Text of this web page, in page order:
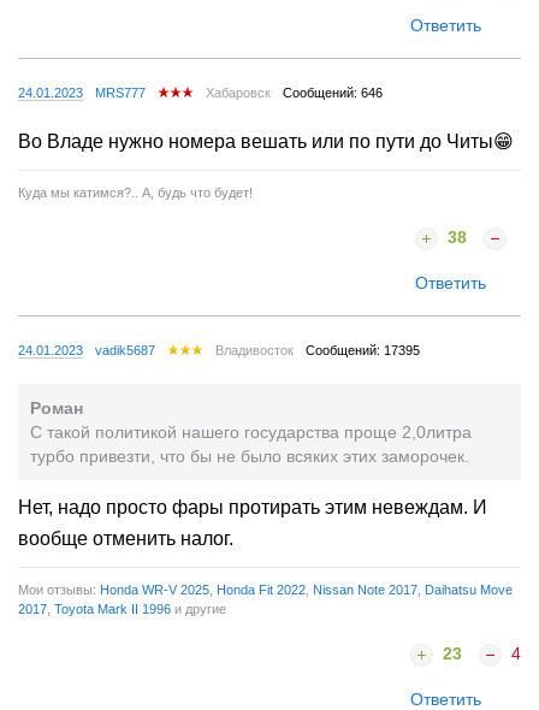
Ответить
24.01.2023 MRS777 Хабаровск Сообщений: 646
Во Владе нужно номера вешать или по пути до Читы😁
Куда мы катимся?.. А, будь что будет!
38
Ответить
24.01.2023 vadik5687 Владивосток Сообщений: 17395
Роман
C такой политикой нашего государства проще 2,0литра
турбо привезти, что бы не было всяких этих заморочек.
Нет, надо просто фары протирать этим невеждам. И
вообще отменить налог.
Мои отзывы: Honda WR-V 2025 Honda Fit 2022 Nissan Note 2017 Daihatsu Move
2017 Toyota Mark II 1996 и другие
23 4
Ответить